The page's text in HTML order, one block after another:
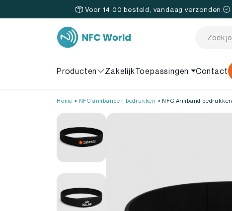
Voor 14:00 besteld, vandaag verzonden.
Producten ZakelijkToepassingen Contact
Home > NFC armbanden bedrukken > NFC Armband bedrukken